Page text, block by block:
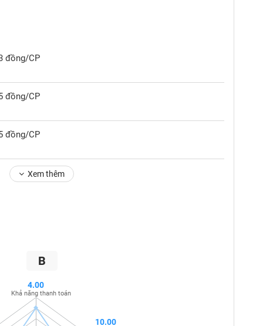
đồng/CP
đồng/CP
đồng/CP
Xem thêm
B
4.00
Khả năng thanh toán
10.00